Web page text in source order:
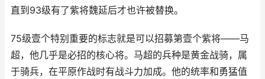
直到93级有了紫将魏延后才也许被替换。
75级壹个特别重要的标志就是可以招募第壹个紫将——马
超，他几乎是必招的核心将。马超的兵种是黄金战骑，属
于骑兵，在平原作战时有战斗力加成。他的统率和勇猛值